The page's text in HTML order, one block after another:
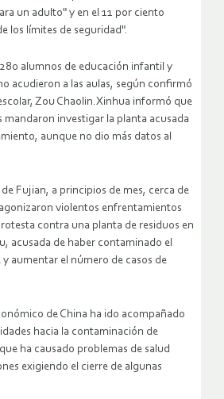
un adulto" y en el 11 por ciento
los límites de seguridad".
alumnos de educación infantil y
acudieron a las aulas, según confirmó
Zou Chaolin.Xinhua informó que
mandaron investigar la planta acusada
aunque no dio más datos al
Fujian, a principios de mes, cerca de
violentos enfrentamientos
contra una planta de residuos en
acusada de haber contaminado el
aumentar el número de casos de
de China ha ido acompañado
hacia la contaminación de
ha causado problemas de salud
exigiendo el cierre de algunas